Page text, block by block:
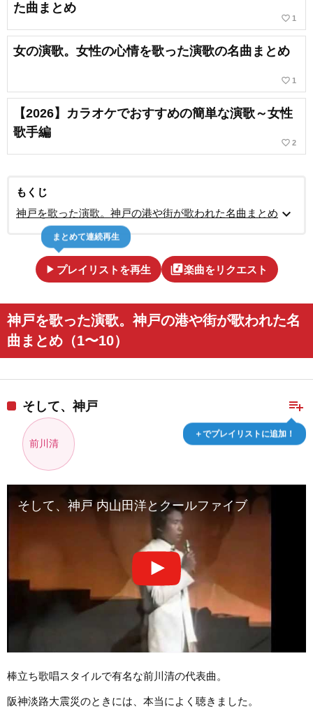
た曲まとめ
favorite_border 1
女の演歌。女性の心情を歌った演歌の名曲まとめ
favorite_border 1
【2026】カラオケでおすすめの簡単な演歌～女性
歌手編
favorite_border 2
もくじ
神戸を歌った演歌。神戸の港や街が歌われた名曲まとめ expand_more
play_arrow プレイリストを再生
まとめて連続再生
library_music楽曲をリクエスト
神戸を歌った演歌。神戸の港や街が歌われた名
曲まとめ（1〜10）
playlist_add
＋でプレイリストに追加！
そして、神戸
前川清
そして、神戸 内山田洋とクールファイブ
棒立ち歌唱スタイルで有名な前川清の代表曲。
阪神淡路大震災のときには、本当によく聴きました。